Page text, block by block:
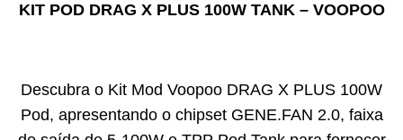
KIT POD DRAG X PLUS 100W TANK – VOOPOO
Descubra o Kit Mod Voopoo DRAG X PLUS 100W
Pod, apresentando o chipset GENE.FAN 2.0, faixa